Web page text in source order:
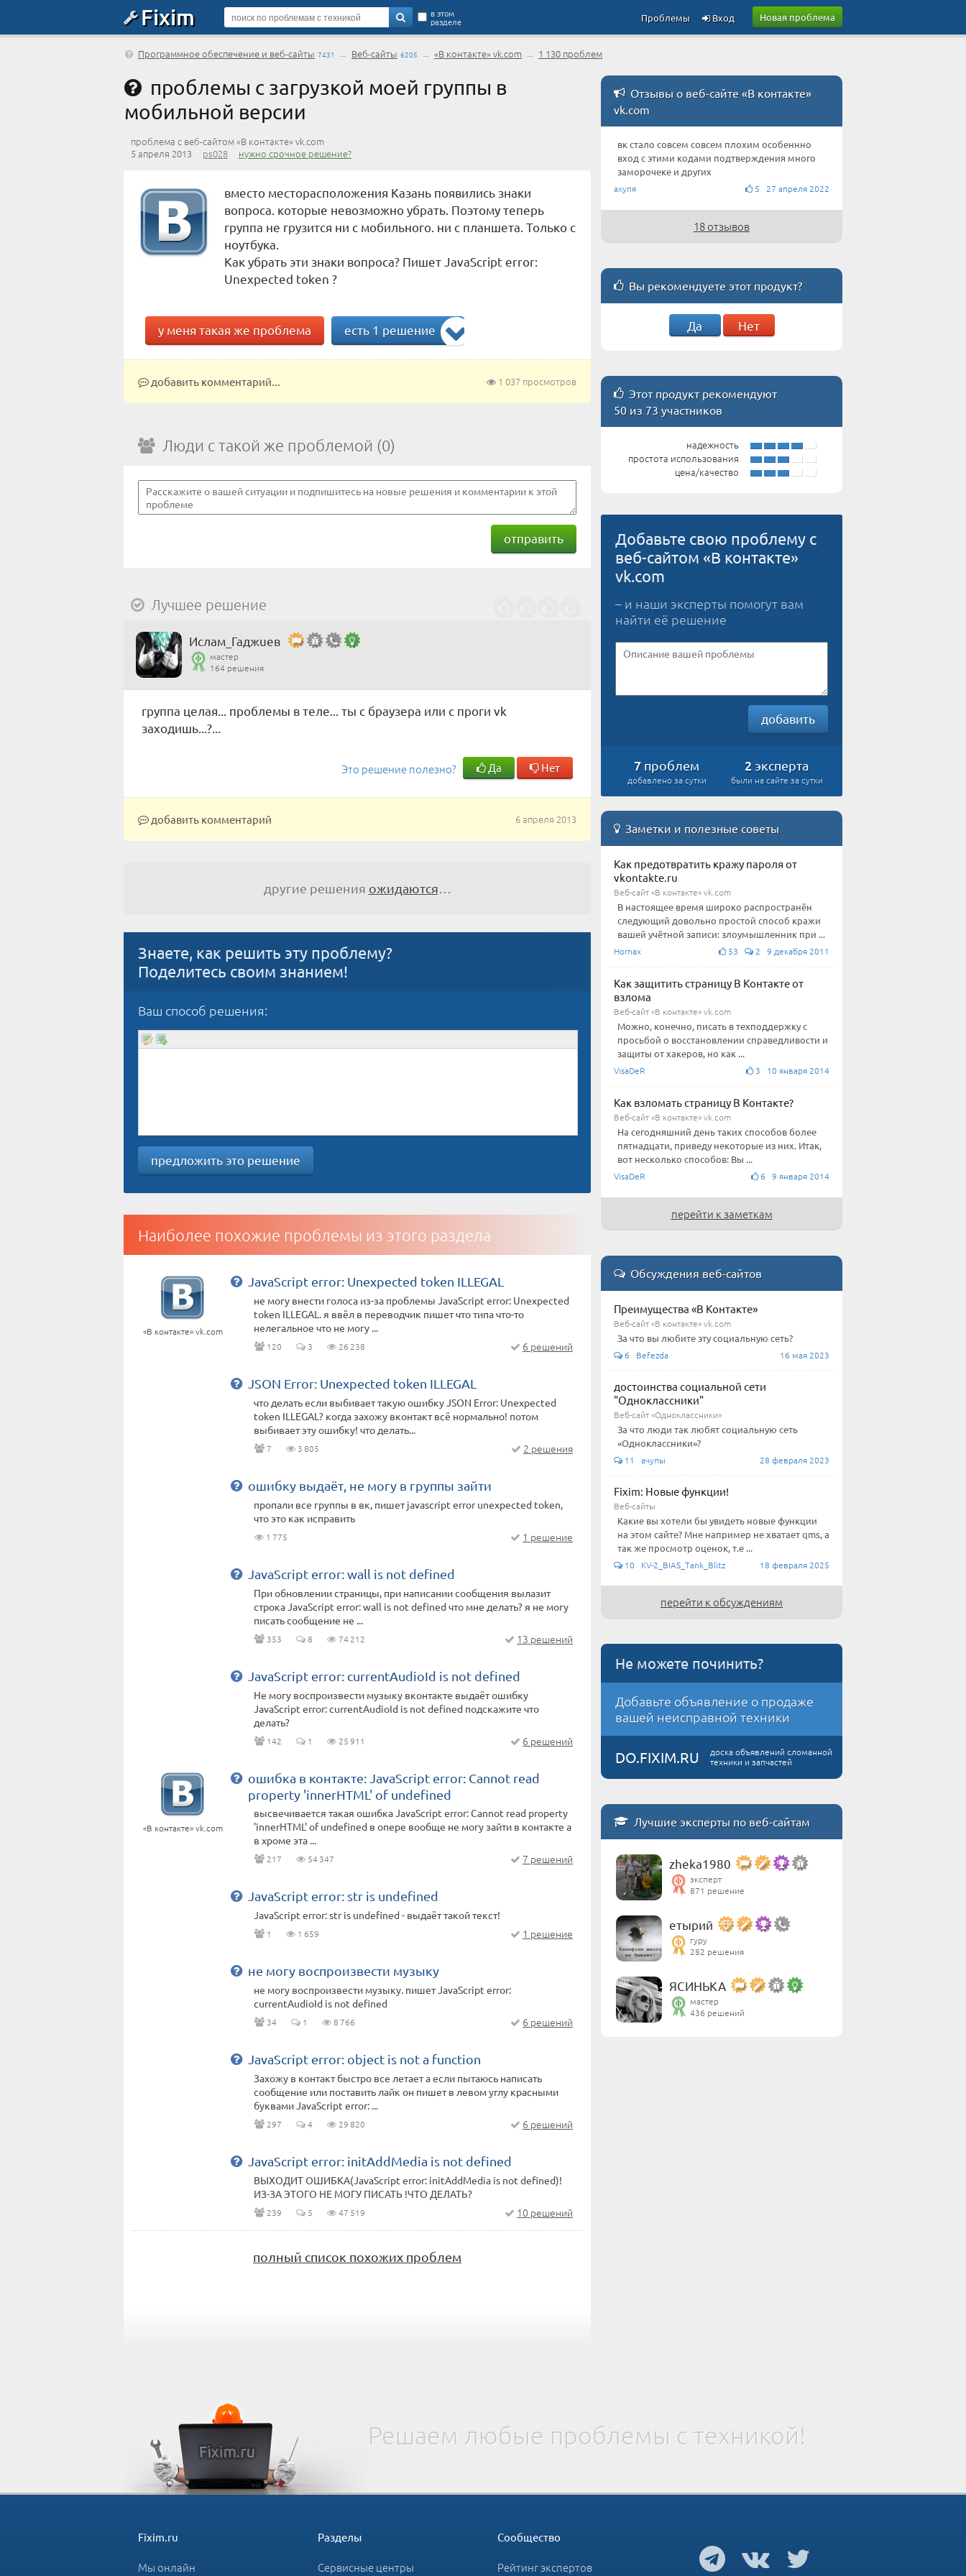
Fixim Новая проблема
в этом
разделе Вход
Проблемы
Программное обеспечение и веб-сайты 7431 → Веб-сайты 6205 → «В контакте» vk.com → 1 130 проблем
проблемы с загрузкой моей группы в
мобильной версии
проблема с веб-сайтом «В контакте» vk.com
5 апреля 2013 ps028 нужно срочное решение?
вместо месторасположения Казань появились знаки
вопроса. которые невозможно убрать. Поэтому теперь
группа не грузится ни с мобильного. ни с планшета. Только с
ноутбука.
Как убрать эти знаки вопроса? Пишет JavaScript error:
Unexpected token ?
у меня такая же проблема есть 1 решение
1 037 просмотров
добавить комментарий...
Люди с такой же проблемой (0)
отправить
Лучшее решение
Ислам_Гаджuев
мастер
164 решения
группа целая... проблемы в теле... ты с браузера или с проги vk
заходишь...?...
Это решение полезно? Да Нет
6 апреля 2013
добавить комментарий
другие решения ожидаются
Знаете, как решить эту проблему?
Поделитесь своим знанием!
Ваш способ решения:
предложить это решение
Наиболее похожие проблемы из этого раздела
«В контакте» vk.com
JavaScript error: Unexpected token ILLEGAL
не могу внести голоса из-за проблемы JavaScript error: Unexpected
token ILLEGAL. я ввёл в переводчик пишет что типа что-то
нелегальное что не могу ...
120 3 26 238 6 решений
JSON Error: Unexpected token ILLEGAL
что делать если выбивает такую ошибку JSON Error: Unexpected
token ILLEGAL? когда захожу вконтакт всё нормально! потом
выбивает эту ошибку! что делать...
7 3 805 2 решения
ошибку выдаёт, не могу в группы зайти
пропали все группы в вк, пишет javascript error unexpected token,
что это как исправить
1 775 1 решение
JavaScript error: wall is not defined
При обновлении страницы, при написании сообщения вылазит
строка JavaScript error: wall is not defined что мне делать? я не могу
писать сообщение не ...
353 8 74 212 13 решений
JavaScript error: currentAudioId is not defined
Не могу воспроизвести музыку вконтакте выдаёт ошибку
JavaScript error: currentAudioId is not defined подскажите что
делать?
142 1 25 911 6 решений
«В контакте» vk.com
ошибка в контакте: JavaScript error: Cannot read
property 'innerHTML' of undefined
высвечивается такая ошибка JavaScript error: Cannot read property
'innerHTML' of undefined в опере вообще не могу зайти в контакте а
в хроме эта ...
217 54 347 7 решений
JavaScript error: str is undefined
JavaScript error: str is undefined - выдаёт такой текст!
1 1 659 1 решение
не могу воспроизвести музыку
не могу воспроизвести музыку. пишет JavaScript error:
currentAudioId is not defined
34 1 8 766 6 решений
JavaScript error: object is not a function
Захожу в контакт быстро все летает а если пытаюсь написать
сообщение или поставить лайк он пишет в левом углу красными
буквами JavaScript error: ...
297 4 29 820 6 решений
JavaScript error: initAddMedia is not defined
ВЫХОДИТ ОШИБКА(JavaScript error: initAddMedia is not defined)!
ИЗ-ЗА ЭТОГО НЕ МОГУ ПИСАТЬ !ЧТО ДЕЛАТЬ?
239 5 47 519 10 решений
полный список похожих проблем
Отзывы о веб-сайте «В контакте»
vk.com
вк стало совсем совсем плохим особеннно
вход с этими кодами подтверждения много
заморочеке и других
ахупя 5 27 апреля 2022
18 отзывов
Вы рекомендуете этот продукт?
Да Нет
Этот продукт рекомендуют
50 из 73 участников
надежность
простота использования
цена/качество
Добавьте свою проблему с
веб-сайтом «В контакте»
vk.com
– и наши эксперты помогут вам
найти её решение
добавить
7 проблем
добавлено за сутки
2 эксперта
были на сайте за сутки
Заметки и полезные советы
Как предотвратить кражу пароля от
vkontakte.ru
Веб-сайт «В контакте» vk.com
В настоящее время широко распространён
следующий довольно простой способ кражи
вашей учётной записи: злоумышленник при ...
Hornax 53 2 9 декабря 2011
Как защитить страницу В Контакте от
взлома
Веб-сайт «В контакте» vk.com
Можно, конечно, писать в техподдержку с
просьбой о восстановлении справедливости и
защиты от хакеров, но как ...
VisaDeR 3 10 января 2014
Как взломать страницу В Контакте?
Веб-сайт «В контакте» vk.com
На сегодняшний день таких способов более
пятнадцати, приведу некоторые из них. Итак,
вот несколько способов: Вы ...
VisaDeR 6 9 января 2014
перейти к заметкам
Обсуждения веб-сайтов
Преимущества «В Контакте»
Веб-сайт «В контакте» vk.com
За что вы любите эту социальную сеть?
6 Befezda 16 мая 2023
достоинства социальной сети
"Одноклассники"
Веб-сайт «Одноклассники»
За что люди так любят социальную сеть
«Одноклассники»?
11 ачупы 28 февраля 2023
Fixim: Новые функции!
Веб-сайты
Какие вы хотели бы увидеть новые функции
на этом сайте? Мне например не хватает qms, а
так же просмотр оценок, т.е ...
10 KV-2_BIAS_Tank_Blitz 18 февраля 2025
перейти к обсуждениям
Не можете починить?
Добавьте объявление о продаже
вашей неисправной техники
DO.FIXIM.RU
доска объявлений сломанной
техники и запчастей
Лучшие эксперты по веб-сайтам
zheka1980
эксперт
871 решение
етырий
гуру
282 решения
ЯСИНЬКА
мастер
436 решений
Решаем любые проблемы с техникой!
Fixim.ru
Мы онлайн
Разделы
Сервисные центры
Сообщество
Рейтинг экспертов